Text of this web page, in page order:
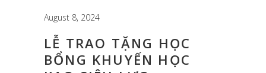
August 8, 2024
LỄ TRAO TẶNG HỌC
BỔNG KHUYẾN HỌC